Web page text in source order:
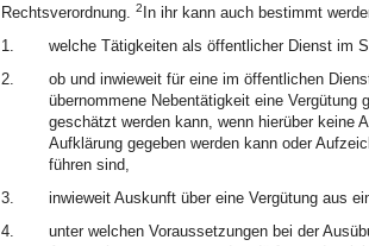
Rechtsverordnung. 2 In ihr kann auch bestimmt
1.
welche Tätigkeiten als öffentlicher Dienst im
2.
ob und inwieweit für eine im öffentlichen
übernommene Nebentätigkeit eine Vergütung
geschätzt werden kann, wenn hierüber keine
Aufklärung gegeben werden kann oder
führen sind,
3.
inwieweit Auskunft über eine Vergütung aus
4.
unter welchen Voraussetzungen bei der